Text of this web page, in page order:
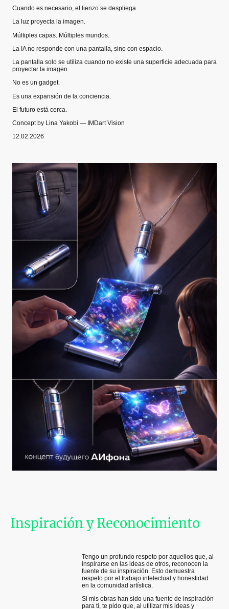
Cuando es necesario, el lienzo se despliega.
La luz proyecta la imagen.
Múltiples capas. Múltiples mundos.
La IA no responde con una pantalla, sino con espacio.
La pantalla solo se utiliza cuando no existe una superficie adecuada para
proyectar la imagen.
No es un gadget.
Es una expansión de la conciencia.
El futuro está cerca.
Concept by Lina Yakobi — IMDart Vision
12.02.2026
Inspiración y Reconocimiento
Tengo un profundo respeto por aquellos que, al
inspirarse en las ideas de otros, reconocen la
fuente de su inspiración. Esto demuestra
respeto por el trabajo intelectual y honestidad
en la comunidad artística.
Si mis obras han sido una fuente de inspiración
para ti, te pido que, al utilizar mis ideas y